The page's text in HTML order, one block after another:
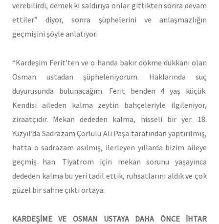
verebilirdi, demek ki saldırıya onlar gittikten sonra devam
ettiler” diyor, sonra şüphelerini ve anlaşmazlığın
geçmişini şöyle anlatıyor:
“Kardeşim Ferit’ten ve o handa bakır dökme dükkanı olan
Osman ustadan şüpheleniyorum. Haklarında suç
duyurusunda bulunacağım. Ferit benden 4 yaş küçük.
Kendisi aileden kalma zeytin bahçeleriyle ilgileniyor,
ziraatçıdır. Mekan dededen kalma, hisseli bir yer. 18.
Yüzyıl’da Sadrazam Çorlulu Ali Paşa tarafından yaptırılmış,
hatta o sadrazam asılmış, ilerleyen yıllarda bizim aileye
geçmiş han. Tiyatrom için mekan sorunu yaşayınca
dededen kalma bu yeri tadil ettik, ruhsatlarını aldık ve çok
güzel bir sahne çıktı ortaya.
KARDEŞİME VE OSMAN USTAYA DAHA ÖNCE İHTAR